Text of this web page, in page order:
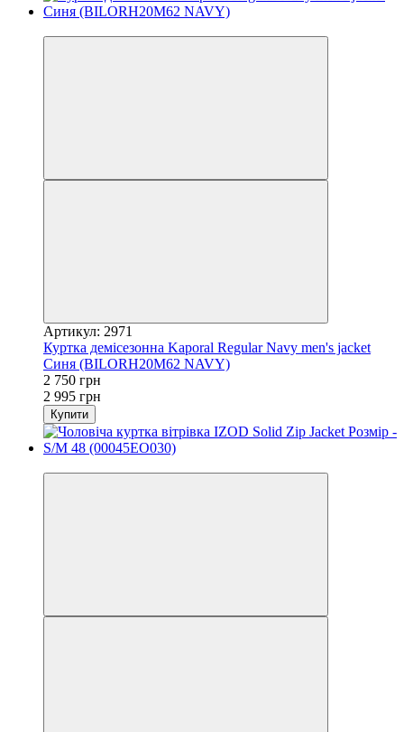
Артикул: 2971
Куртка демісезонна Kaporal Regular Navy men's jacket
Синя (BILORH20M62 NAVY)
2 750 грн
2 995 грн
Купити